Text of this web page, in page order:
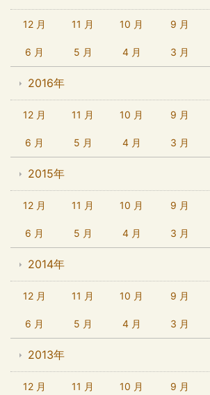
12 月 11 月 10 月 9 月
6 月 5 月 4 月 3 月
2016年
12 月 11 月 10 月 9 月
6 月 5 月 4 月 3 月
2015年
12 月 11 月 10 月 9 月
6 月 5 月 4 月 3 月
2014年
12 月 11 月 10 月 9 月
6 月 5 月 4 月 3 月
2013年
12 月 11 月 10 月 9 月